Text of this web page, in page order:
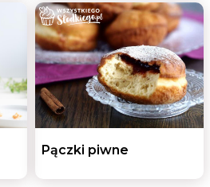
Pączki piwne